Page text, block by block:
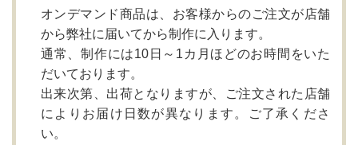
オンデマンド商品は、お客様からのご注文が店舗
から弊社に届いてから制作に入ります。
通常、制作には10日～1カ月ほどのお時間をいた
だいております。
出来次第、出荷となりますが、ご注文された店舗
によりお届け日数が異なります。ご了承くださ
い。